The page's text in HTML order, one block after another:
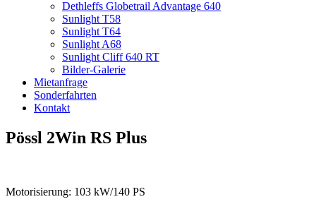
Dethleffs Globetrail Advantage 640
Sunlight T58
Sunlight T64
Sunlight A68
Sunlight Cliff 640 RT
Bilder-Galerie
Mietanfrage
Sonderfahrten
Kontakt
Pössl 2Win RS Plus
Motorisierung: 103 kW/140 PS